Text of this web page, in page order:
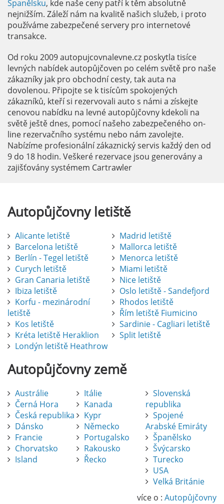
Španělsku, kde naše ceny patří k těm absolutně
nejnižším. Záleží nám na kvalitě našich služeb, i proto
používáme zabezpečené servery pro internetové
transakce.
Od roku 2009 autopujcovnalevne.cz poskytla tisíce
levných nabídek autopůjčoven po celém světě pro naše
zákazníky jak pro obchodní cesty, tak auta na
dovolenou. Připojte se k tisícům spokojených
zákazníků, kteří si rezervovali auto s námi a získejte
cenovou nabídku na levné autopůjčovny kdekoli na
světě ještě dnes, pomocí našeho zabezpečeného on-
line rezervačního systému nebo nám zavolejte.
Nabízíme profesionální zákaznický servis každý den od
9 do 18 hodin. Veškeré rezervace jsou generovány a
zajišťovány systémem Cartrawler
Autopůjčovnyletiště
Alicante letiště
Barcelona letiště
Berlín - Tegel letiště
Curych letiště
Gran Canaria letiště
Ibiza letiště
Korfu - mezinárodní
letiště
Kos letiště
Kréta letiště Heraklion
Londýn letiště Heathrow
Madrid letiště
Mallorca letiště
Menorca letiště
Miami letiště
Nice letiště
Oslo letiště - Sandefjord
Rhodos letiště
Řím letiště Fiumicino
Sardinie - Cagliari letiště
Split letiště
Autopůjčovnyzemě
Austrálie
Černá Hora
Česká republika
Dánsko
Francie
Chorvatsko
Island
Itálie
Kanada
Kypr
Německo
Portugalsko
Rakousko
Řecko
Slovenská
republika
Spojené
Arabské Emiráty
Španělsko
Švýcarsko
Turecko
USA
Velká Británie
více o : Autopůjčovny
Pronájem auta na letišti Alicante
Půjčení auta na letišti v Alicante je výborný
způsob, jak pohodlně objevovat město i jeho